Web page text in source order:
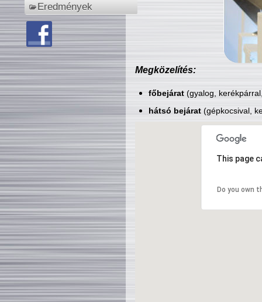
Eredmények
Megközelítés:
főbejárat(gyalog,
hátsó bejárat(gépkocsival,
This page
Do you own